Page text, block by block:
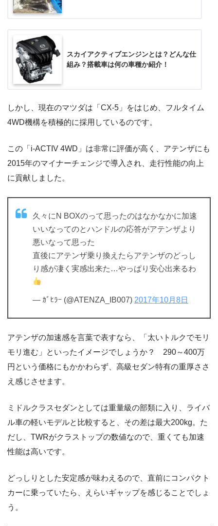
スカイアクティブエンジンとは？どんな仕
組み？搭載車は何の車種か紹介！
しかし、現在のマツダは「CX-5」をはじめ、フルタイム
4WD機構を積極的に採用しているのです。
この「i-ACTIV 4WD」は非常に評価が高く、アテンザにも
2015年のマイナーチェンジで導入され、走行性能の向上
に貢献しました。
久々にN BOXのって思ったのはなかなかに加速
いいなってのとハンドルの応答がアテンザより
悪いなって思った
直後にアテンザ乗り換えたらアテンザのどっし
り感が凄く実感出来た…やっぱり安心出来るわ
— ｶﾞﾋﾗｰ (@ATENZA_IB007) 2017年10月8日
アテンザの加速感を言葉で表すなら、「太いトルクでモリ
モリ進む」といったイメージでしょうか？ 290～400万
円という価格にもかかわらず、高級セダン特有の重厚ささ
え感じさせます。
ミドルクラスセダンとしては重量級の部類に入り、ライバ
ル車の軽いモデルと比較すると、その差は最大200kg。た
だし、TWRがクラストップの数値なので、重くても加速
性能は高いです。
どっしりとした安定感が味わえるので、直前にコンパクト
カーに乗っていたら、えらいギャップを感じることでしょ
う。